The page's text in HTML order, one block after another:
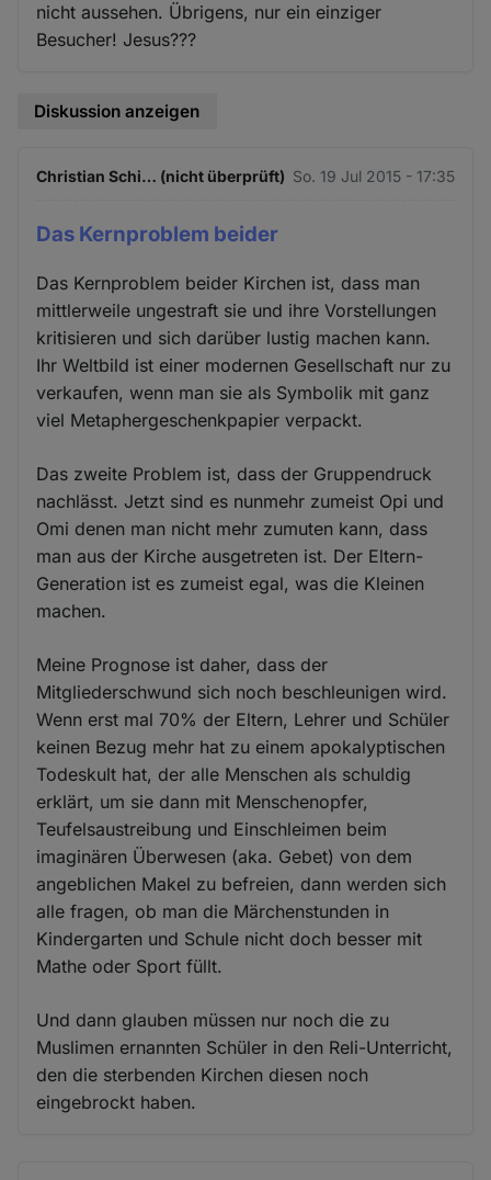
nicht aussehen. Übrigens, nur ein einziger
Besucher! Jesus???
Diskussion anzeigen
Christian Schi… (nicht überprüft) So. 19 Jul 2015 - 17:35
Das Kernproblem beider
Das Kernproblem beider Kirchen ist, dass man
mittlerweile ungestraft sie und ihre Vorstellungen
kritisieren und sich darüber lustig machen kann.
Ihr Weltbild ist einer modernen Gesellschaft nur zu
verkaufen, wenn man sie als Symbolik mit ganz
viel Metaphergeschenkpapier verpackt.
Das zweite Problem ist, dass der Gruppendruck
nachlässt. Jetzt sind es nunmehr zumeist Opi und
Omi denen man nicht mehr zumuten kann, dass
man aus der Kirche ausgetreten ist. Der Eltern-
Generation ist es zumeist egal, was die Kleinen
machen.
Meine Prognose ist daher, dass der
Mitgliederschwund sich noch beschleunigen wird.
Wenn erst mal 70% der Eltern, Lehrer und Schüler
keinen Bezug mehr hat zu einem apokalyptischen
Todeskult hat, der alle Menschen als schuldig
erklärt, um sie dann mit Menschenopfer,
Teufelsaustreibung und Einschleimen beim
imaginären Überwesen (aka. Gebet) von dem
angeblichen Makel zu befreien, dann werden sich
alle fragen, ob man die Märchenstunden in
Kindergarten und Schule nicht doch besser mit
Mathe oder Sport füllt.
Und dann glauben müssen nur noch die zu
Muslimen ernannten Schüler in den Reli-Unterricht,
den die sterbenden Kirchen diesen noch
eingebrockt haben.